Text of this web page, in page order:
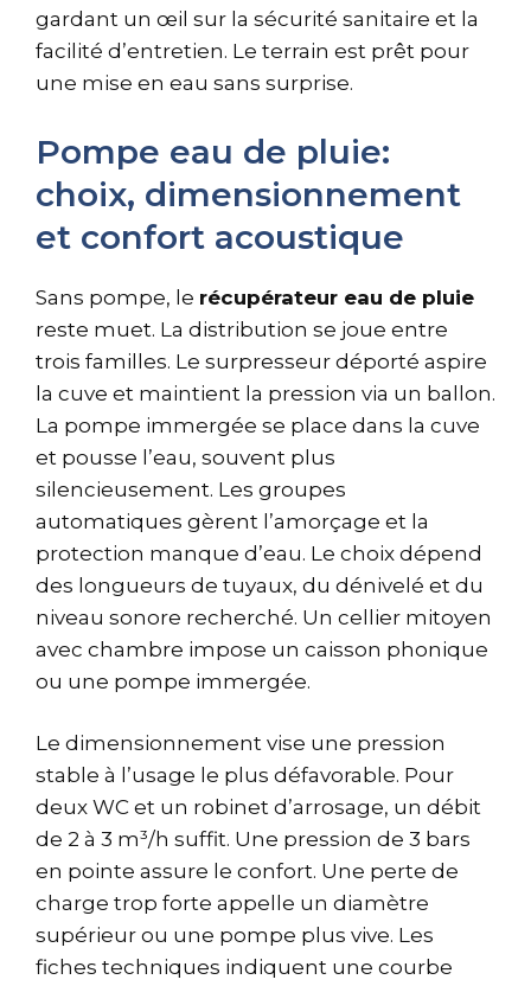
gardant un œil sur la sécurité sanitaire et la
facilité d’entretien. Le terrain est prêt pour
une mise en eau sans surprise.
Pompe eau de pluie:
choix, dimensionnement
et confort acoustique
Sans pompe, le récupérateur eau de pluie
reste muet. La distribution se joue entre
trois familles. Le surpresseur déporté aspire
la cuve et maintient la pression via un ballon.
La pompe immergée se place dans la cuve
et pousse l’eau, souvent plus
silencieusement. Les groupes
automatiques gèrent l’amorçage et la
protection manque d’eau. Le choix dépend
des longueurs de tuyaux, du dénivelé et du
niveau sonore recherché. Un cellier mitoyen
avec chambre impose un caisson phonique
ou une pompe immergée.
Le dimensionnement vise une pression
stable à l’usage le plus défavorable. Pour
deux WC et un robinet d’arrosage, un débit
de 2 à 3 m³/h suffit. Une pression de 3 bars
en pointe assure le confort. Une perte de
charge trop forte appelle un diamètre
supérieur ou une pompe plus vive. Les
fiches techniques indiquent une courbe